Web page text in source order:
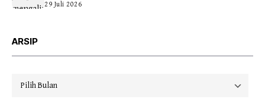
29 Juli 2026
ARSIP
Arsip